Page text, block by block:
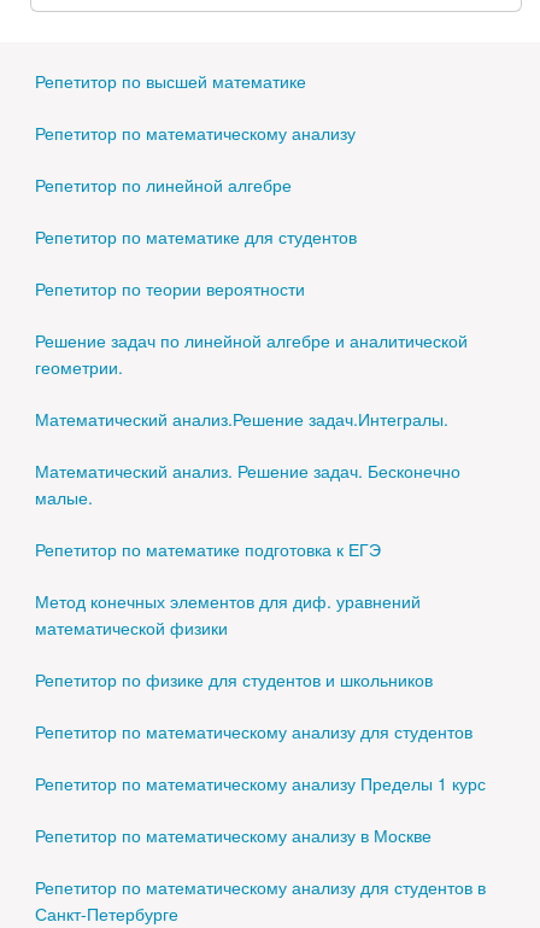
Репетитор по высшей математике
Репетитор по математическому анализу
Репетитор по линейной алгебре
Репетитор по математике для студентов
Репетитор по теории вероятности
Решение задач по линейной алгебре и аналитической
геометрии.
Математический анализ.Решение задач.Интегралы.
Математический анализ. Решение задач. Бесконечно
малые.
Репетитор по математике подготовка к ЕГЭ
Метод конечных элементов для диф. уравнений
математической физики
Репетитор по физике для студентов и школьников
Репетитор по математическому анализу для студентов
Репетитор по математическому анализу Пределы 1 курс
Репетитор по математическому анализу в Москве
Репетитор по математическому анализу для студентов в
Санкт-Петербурге